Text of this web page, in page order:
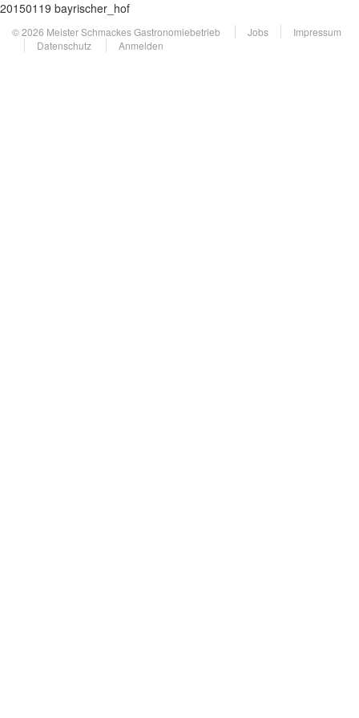
20150119 bayrischer_hof
© 2026 Meister Schmackes Gastronomiebetrieb Jobs
Impressum
Datenschutz
Anmelden